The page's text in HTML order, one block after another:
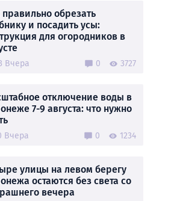
правильно обрезать
и посадить усы:
для огородников в
Вчера 0 3727
отключение воды в
7-9 августа: что нужно
Вчера 0 1234
улицы на левом берегу
остаются без света со
вечера